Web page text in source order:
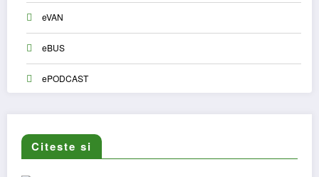
eVAN
eBUS
ePODCAST
Citeste si